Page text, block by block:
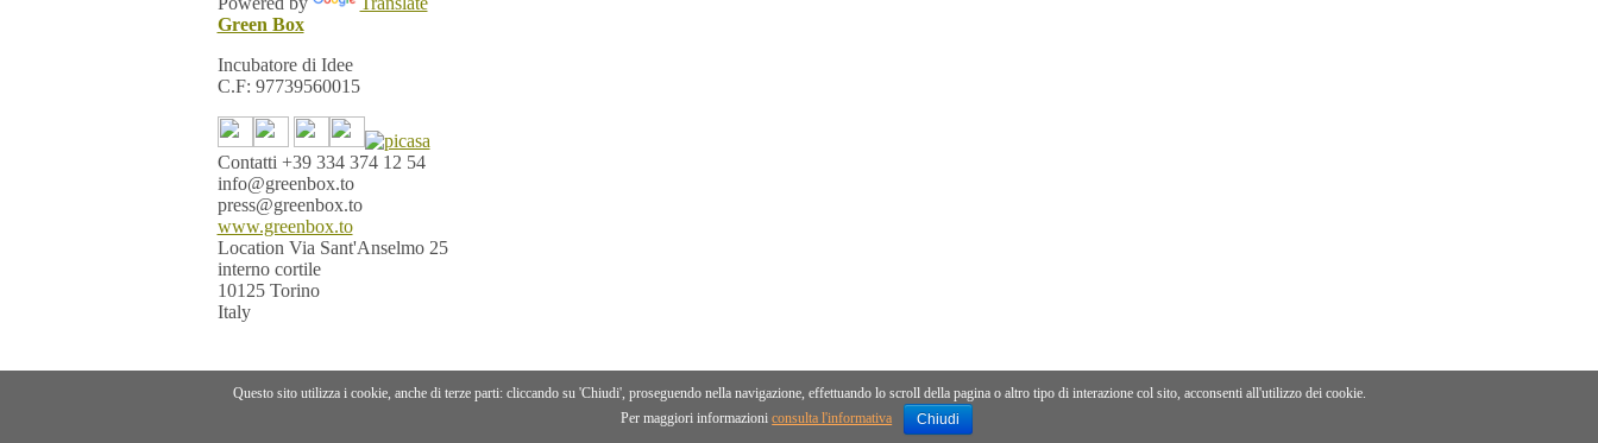
Green Box
Incubatore di Idee
C.F: 97739560015
Contatti +39 334 374 12 54
info@greenbox.to
press@greenbox.to
www.greenbox.to
Location Via Sant'Anselmo 25
interno cortile
10125 Torino
Italy
Questo sito utilizza i cookie, anche di terze parti: cliccando su 'Chiudi', proseguendo nella navigazione, effettuando lo scroll della pagina o altro tipo di interazione col sito, acconsenti all'utilizzo dei cookie.
Per maggiori informazioniconsulta l'informativa Chiudi